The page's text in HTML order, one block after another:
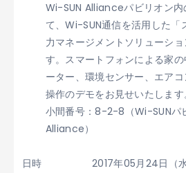
Wi-SUN Allianceパビリオン内
て、Wi-SUN通信を活用した「
力マネージメントソリューシ
す。スマートフォンによる家
ーター、環境センサー、エア
操作のデモをお見せいたします
小間番号：8-2-8（Wi-SUNパ
Alliance）
日時
2017年05月24日（